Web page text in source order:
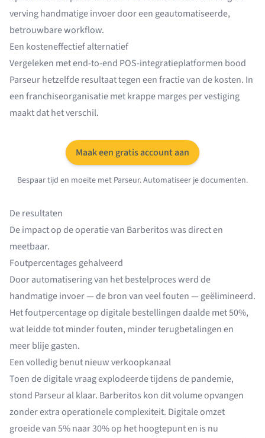
verving handmatige invoer door een geautomatiseerde,
betrouwbare workflow.
Een kosteneffectief alternatief
Vergeleken met end-to-end POS-integratieplatformen bood
Parseur hetzelfde resultaat tegen een fractie van de kosten. In
een franchiseorganisatie met krappe marges per vestiging
maakt dat het verschil.
Maak een gratis account aan
Bespaar tijd en moeite met Parseur. Automatiseer je documenten.
De resultaten
De impact op de operatie van Barberitos was direct en
meetbaar.
Foutpercentages gehalveerd
Door automatisering van het bestelproces werd de
handmatige invoer — de bron van veel fouten — geëlimineerd.
Het foutpercentage op digitale bestellingen daalde met 50%,
wat leidde tot minder fouten, minder terugbetalingen en
meer blije gasten.
Een volledig benut nieuw verkoopkanaal
Toen de digitale vraag explodeerde tijdens de pandemie,
stond Parseur al klaar. Barberitos kon dit volume opvangen
zonder extra operationele complexiteit. Digitale omzet
groeide van 5% naar 30% op het hoogtepunt en is nu